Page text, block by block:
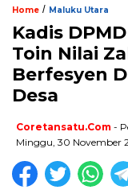
Home / Maluku Utara
Kadis
Toin Nilai
Berfesyen
Desa
Coretansatu.com -
Minggu, 30 November